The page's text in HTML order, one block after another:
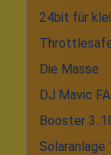
24bit für
Die Masse
DJ Mavic
Booster
Solaranlage